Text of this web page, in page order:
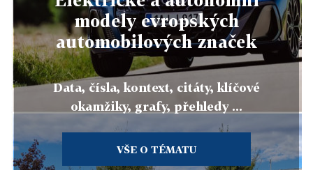
modely evropských
automobilových značek
Data, čísla, kontext, citáty, klíčové
okamžiky, grafy, přehledy ...
VŠE O TÉMATU